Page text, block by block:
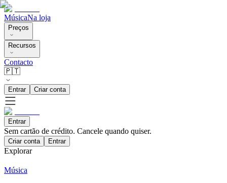
MúsicaNa loja
Preços
Recursos
Contacto
🇵🇹
Entrar Criar conta
Entrar
Sem cartão de crédito. Cancele quando quiser.
Criar conta Entrar
Explorar
Música